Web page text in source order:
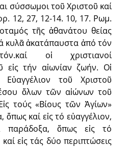
σύσσωμοι τοῦ Χριστοῦ καί
12, 27, 12-14. 10, 17. Ρωμ.
τῆς ἀθανάτου θείας
κυλᾶ ἀκατάπαυστα ἀπό τόν
οἱ χριστιανοί
εἰς τήν αἰωνίαν ζωήν. Οἱ
Εὐαγγέλιον τοῦ Χριστοῦ
ὅλων τῶν αἰώνων τοῦ
τούς «Βίους τῶν Ἁγίων»
ὅπως καί εἰς τό εὐαγγέλιον,
παράδοξα, ὅπως εἰς τό
εἰς τάς δύο περιπτώσεις